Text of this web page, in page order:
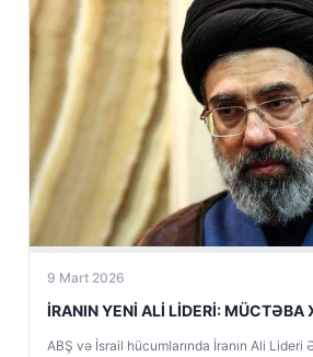
9 Mart 2026
İRANIN YENİ ALİ LİDERİ: MÜCTƏBA
ABŞ və İsrail hücumlarında İranın Ali Lideri